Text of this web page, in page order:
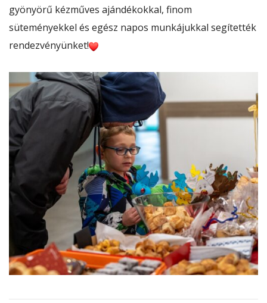
gyönyörű kézműves ajándékokkal, finom
süteményekkel és egész napos munkájukkal segítették
rendezvényünket!